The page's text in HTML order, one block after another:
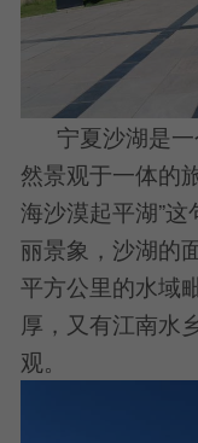
宁夏沙湖是一
然景观于一体的
海沙漠起平湖”
丽景象，沙湖的
平方公里的水域
厚，又有江南水
观。